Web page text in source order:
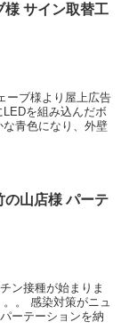
様 サイン取替工
ーブ様より屋上広告
を組み込んだボ
青色になり、外壁
の山店様 パーテ
ン接種が始まりま
。 感染対策がニュ
ーテーションを納